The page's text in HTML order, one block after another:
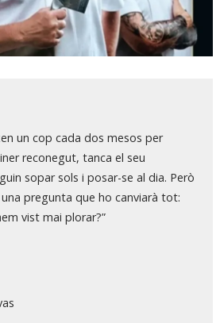
un cop cada dos mesos per
reconegut, tanca el seu
sopar sols i posar-se al dia. Però
pregunta que ho canviarà tot:
vist mai plorar?”